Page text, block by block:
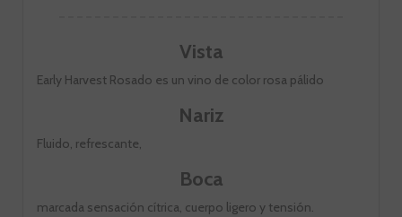
Vista
Early Harvest Rosado es un vino de color rosa pálido
Nariz
Fluido, refrescante,
Boca
marcada sensación cítrica, cuerpo ligero y tensión.